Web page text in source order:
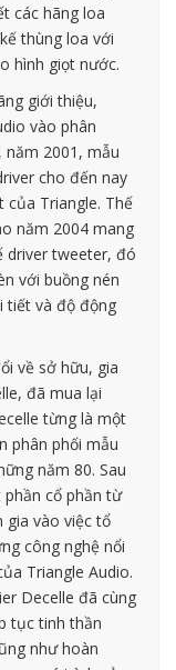
các hãng loa
thùng loa với
hình giọt nước.
giới thiệu,
vào phân
năm 2001, mẫu
cho đến nay
của Triangle. Thế
năm 2004 mang
driver tweeter, đó
với buồng nén
tiết và độ động
về sở hữu, gia
đã mua lại
từng là một
phân phối mẫu
năm 80. Sau
cổ phần từ
gia vào việc tổ
công nghệ nổi
Triangle Audio.
Decelle đã cùng
tục tinh thần
như hoàn